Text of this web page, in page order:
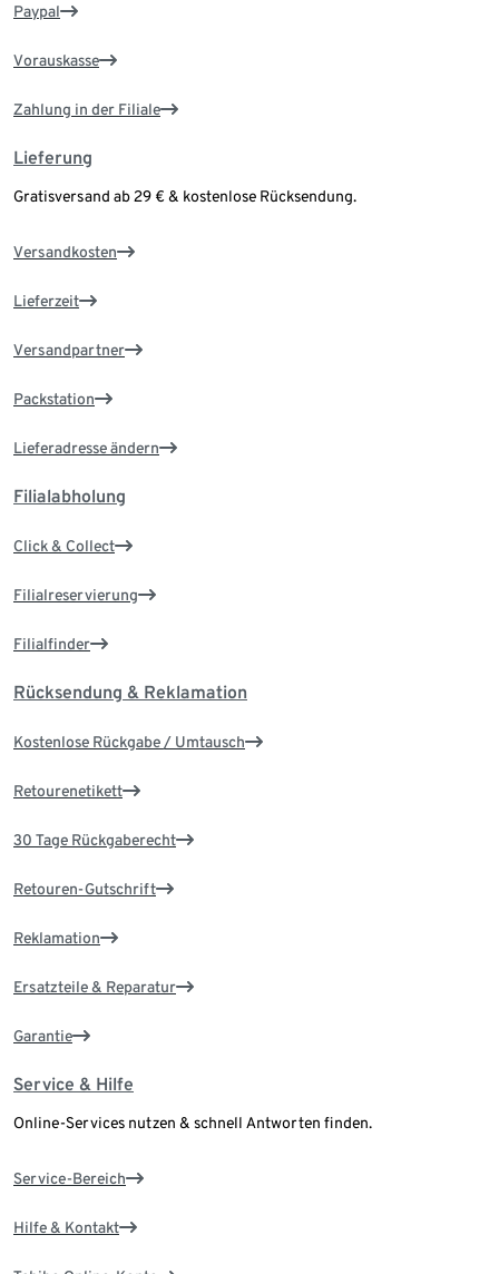
Paypal
Vorauskasse
Zahlung in der Filiale
Lieferung
Gratisversand ab 29 € & kostenlose Rücksendung.
Versandkosten
Lieferzeit
Versandpartner
Packstation
Lieferadresse ändern
Filialabholung
Click & Collect
Filialreservierung
Filialfinder
Rücksendung & Reklamation
Kostenlose Rückgabe / Umtausch
Retourenetikett
30 Tage Rückgaberecht
Retouren-Gutschrift
Reklamation
Ersatzteile & Reparatur
Garantie
Service & Hilfe
Online-Services nutzen & schnell Antworten finden.
Service-Bereich
Hilfe & Kontakt